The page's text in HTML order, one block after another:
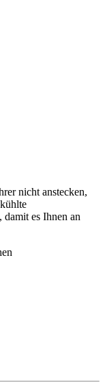
nicht anstecken,
damit es Ihnen an